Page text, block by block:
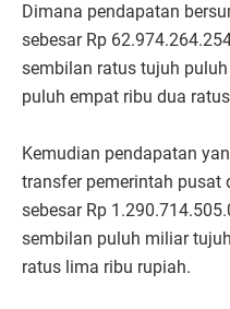
Dimana pendapatan
sebesar Rp
sembilan ratus tujuh
puluh empat ribu dua
Kemudian pendapatan
transfer pemerintah pusat
sebesar Rp
sembilan puluh miliar
ratus lima ribu rupiah.